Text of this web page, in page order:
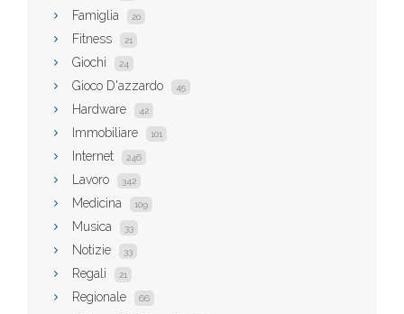
Famiglia 20
Fitness 21
Giochi 24
Gioco D'azzardo 45
Hardware 42
Immobiliare 101
Internet 246
Lavoro 342
Medicina 109
Musica 33
Notizie 33
Regali 21
Regionale 66